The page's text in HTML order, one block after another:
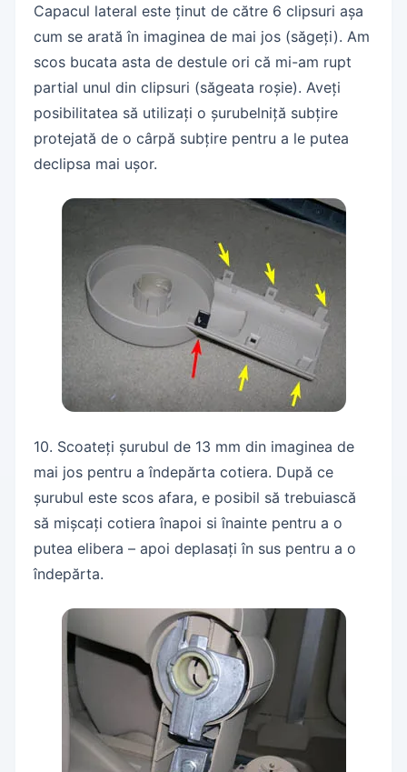
Capacul lateral este ținut de către 6 clipsuri așa
cum se arată în imaginea de mai jos (săgeți). Am
scos bucata asta de destule ori că mi-am rupt
partial unul din clipsuri (săgeata roșie). Aveți
posibilitatea să utilizați o șurubelniță subțire
protejată de o cârpă subțire pentru a le putea
declipsa mai ușor.
10. Scoateți șurubul de 13 mm din imaginea de
mai jos pentru a îndepărta cotiera. După ce
șurubul este scos afara, e posibil să trebuiască
să mișcați cotiera înapoi si înainte pentru a o
putea elibera – apoi deplasați în sus pentru a o
îndepărta.